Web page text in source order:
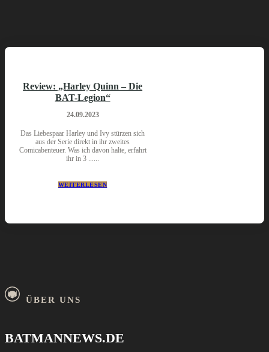
Review: „Harley Quinn – Die
BAT-Legion“
24.09.2023
Das Liebespaar Harley und Ivy stürzen sich
aus der Serie direkt in ihr zweites
Comicabenteuer. Was ich davon halte, erfahrt
ihr in 3 ......
WEITERLESEN
ÜBER UNS
BATMANNEWS.DE